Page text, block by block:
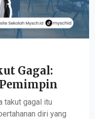
Gagal:
takut gagal itu
diri yang